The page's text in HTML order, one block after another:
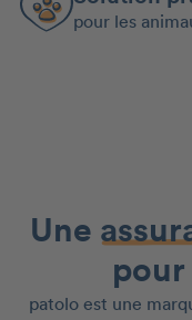
pour les
Une
pour
patolo est une